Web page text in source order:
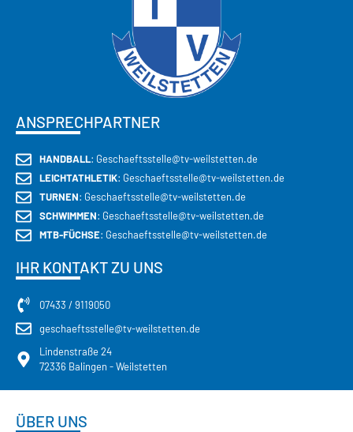
ANSPRECHPARTNER
HANDBALL: Geschaeftsstelle@tv-weilstetten.de
LEICHTATHLETIK: Geschaeftsstelle@tv-weilstetten.de
TURNEN: Geschaeftsstelle@tv-weilstetten.de
SCHWIMMEN: Geschaeftsstelle@tv-weilstetten.de
MTB-FÜCHSE: Geschaeftsstelle@tv-weilstetten.de
IHR KONTAKT ZU UNS
07433 / 9119050
geschaeftsstelle@tv-weilstetten.de
Lindenstraße 24
72336 Balingen - Weilstetten
ÜBER UNS